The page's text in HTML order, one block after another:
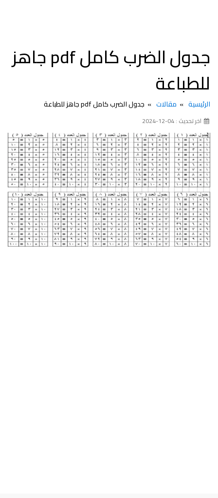
جدول الضرب كامل pdf جاهز
للطباعة
الرئيسية مقالات جدول الضرب كامل pdf جاهز للطباعة
اخر تحديث : 04-12-2024